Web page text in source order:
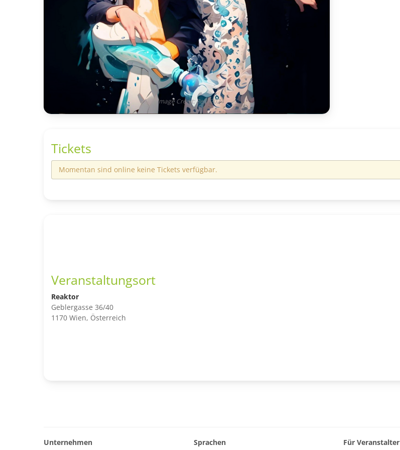
Image Credit: Rella2024
Tickets
Momentan sind online keine Tickets verfügbar.
Veranstaltungsort
Reaktor
Geblergasse 36/40
1170 Wien, Österreich
Unternehmen Sprachen Für Veranstalter